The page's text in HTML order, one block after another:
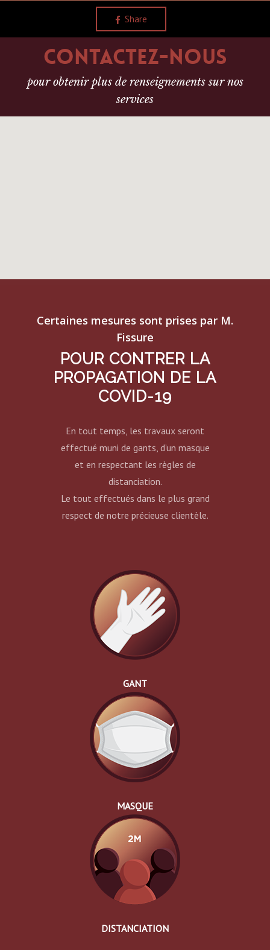
Share
Contactez-nous
pour obtenir plus de renseignements sur nos
services
Certaines mesures sont prises par M.
Fissure
POUR CONTRER LA
PROPAGATION DE LA
COVID-19
En tout temps, les travaux seront
effectué muni de gants, d’un masque
et en respectant les règles de
distanciation.
Le tout effectués dans le plus grand
respect de notre précieuse clientèle.
GANT
MASQUE
DISTANCIATION